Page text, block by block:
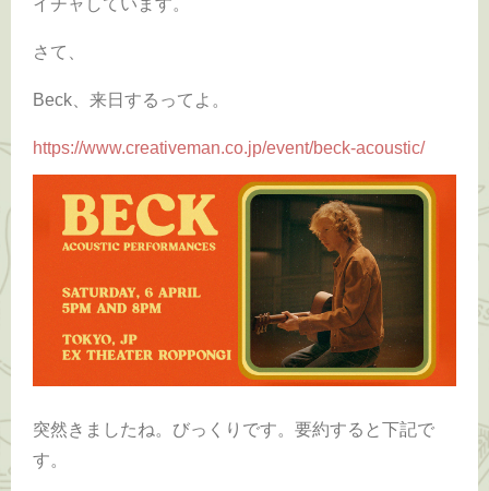
イチャしています。
さて、
Beck、来日するってよ。
https://www.creativeman.co.jp/event/beck-acoustic/
突然きましたね。びっくりです。要約すると下記で
す。